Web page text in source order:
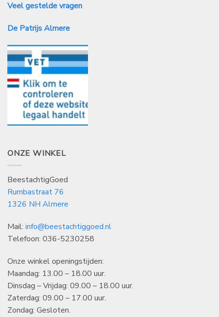
Veel gestelde vragen
De Patrijs Almere
ONZE WINKEL
BeestachtigGoed
Rumbastraat 76
1326 NH Almere
Mail: info@beestachtiggoed.nl
Telefoon: 036-5230258
Onze winkel openingstijden:
Maandag: 13.00 – 18.00 uur.
Dinsdag – Vrijdag: 09.00 – 18.00 uur.
Zaterdag: 09.00 – 17.00 uur.
Zondag: Gesloten.